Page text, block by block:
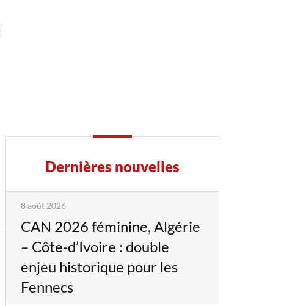
Dernières nouvelles
8 août 2026
CAN 2026 féminine, Algérie
– Côte-d’Ivoire : double
enjeu historique pour les
Fennecs